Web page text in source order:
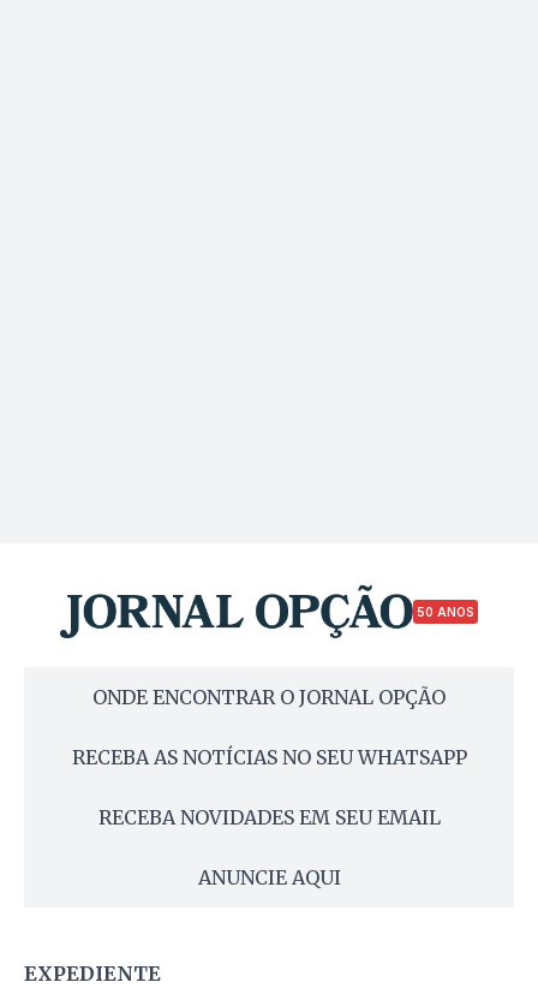
50 ANOS
ONDE ENCONTRAR O JORNAL OPÇÃO
RECEBA AS NOTÍCIAS NO SEU WHATSAPP
RECEBA NOVIDADES EM SEU EMAIL
ANUNCIE AQUI
EXPEDIENTE